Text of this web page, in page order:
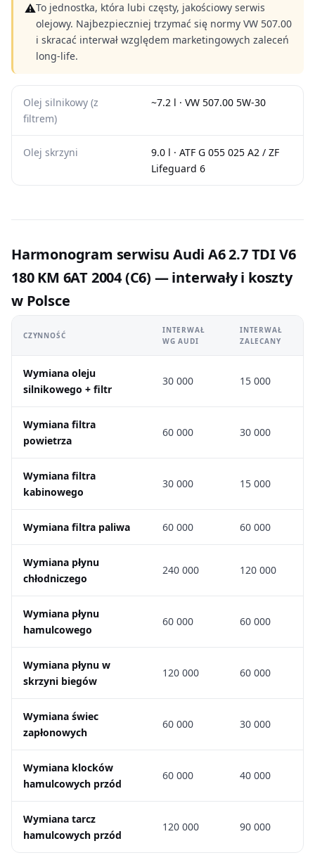
⚠To jednostka, która lubi częsty, jakościowy serwis
olejowy. Najbezpieczniej trzymać się normy VW 507.00
i skracać interwał względem marketingowych zaleceń
long-life.
Olej silnikowy (z
filtrem)
~7.2 l · VW 507.00 5W-30
Olej skrzyni
9.0 l · ATF G 055 025 A2 / ZF
Lifeguard 6
Harmonogram serwisu Audi A6 2.7 TDI V6
180 KM 6AT 2004 (C6) — interwały i koszty
w Polsce
CZYNNOŚĆ
INTERWAŁ
WG AUDI
INTERWAŁ
ZALECANY
Wymiana oleju
silnikowego + filtr
30 000 15 000
Wymiana filtra
powietrza
60 000 30 000
Wymiana filtra
kabinowego
30 000 15 000
Wymiana filtra paliwa 60 000 60 000
Wymiana płynu
chłodniczego
240 000 120 000
Wymiana płynu
hamulcowego
60 000 60 000
Wymiana płynu w
skrzyni biegów
120 000 60 000
Wymiana świec
zapłonowych
60 000 30 000
Wymiana klocków
hamulcowych przód
60 000 40 000
Wymiana tarcz
hamulcowych przód
120 000 90 000